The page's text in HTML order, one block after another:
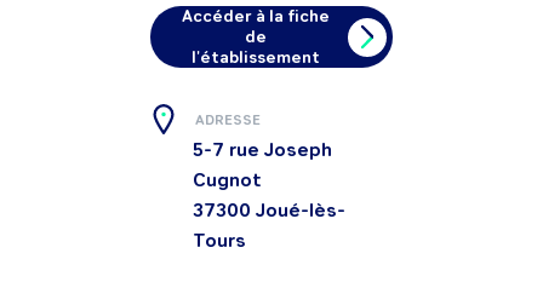
Accéder à la fiche
de
l'établissement
ADRESSE
5-7 rue Joseph
Cugnot
37300 Joué-lès-
Tours